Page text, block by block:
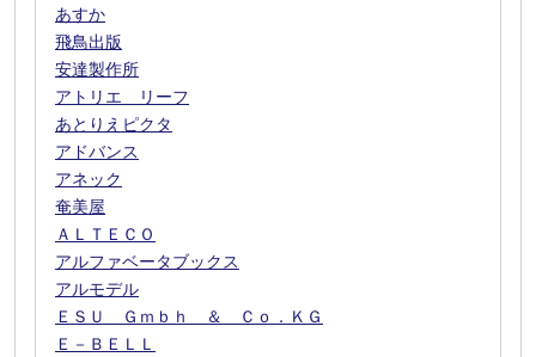
あすか
飛鳥出版
安達製作所
アトリエ リーフ
あとりえピクタ
アドバンス
アネック
奄美屋
ＡＬＴＥＣＯ
アルファベータブックス
アルモデル
ＥＳＵ Ｇｍｂｈ ＆ Ｃｏ．ＫＧ
Ｅ－ＢＥＬＬ